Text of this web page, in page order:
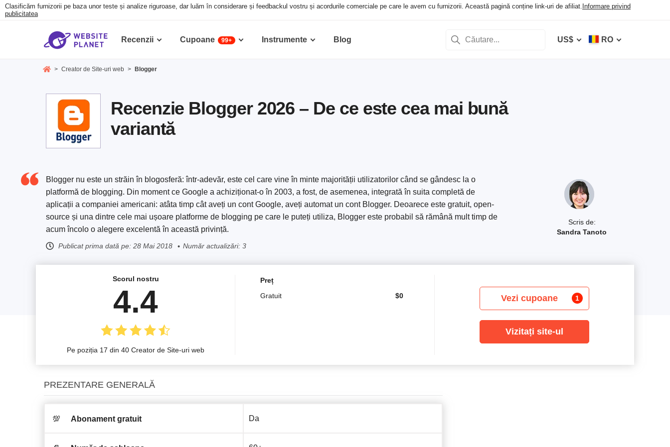
Clasificăm furnizorii pe baza unor teste și analize riguroase, dar luăm în considerare și feedbackul vostru și acordurile comerciale pe care le avem cu furnizorii. Această pagină conține link-uri de afiliat. Informare privind
publicitatea
Recenzii Cupoane 99+ Instrumente Blog US$ RO
> Creator de Site-uri web > Blogger
Recenzie Blogger 2026 – De ce este cea mai bună
variantă
Scris de:
Sandra Tanoto
Blogger nu este un străin în blogosferă: într-adevăr, este cel care vine în minte majorității utilizatorilor când se gândesc la o
platformă de blogging. Din moment ce Google a achiziționat-o în 2003, a fost, de asemenea, integrată în suita completă de
aplicații a companiei americani: atâta timp cât aveți un cont Google, aveți automat un cont Blogger. Deoarece este gratuit, open-
source și una dintre cele mai ușoare platforme de blogging pe care le puteți utiliza, Blogger este probabil să rămână mult timp de
acum încolo o alegere excelentă în această privință.
Publicat prima dată pe: 28 Mai 2018 Număr actualizări: 3
Scorul nostru
4.4
Pe poziția 17 din 40 Creator de Site-uri web
Preț
Gratuit
$0 Vezi cupoane 1
Vizitați site-ul
PREZENTARE GENERALĂ
💯 Abonament gratuit Da